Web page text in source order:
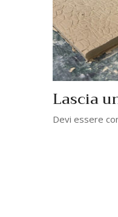
Lascia
Devi essere